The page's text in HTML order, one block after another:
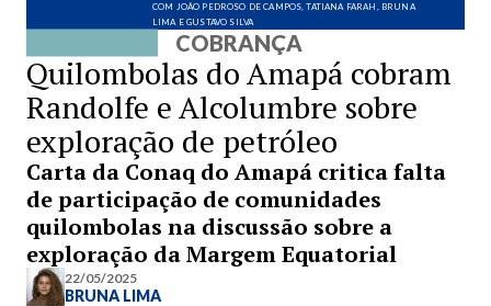
COM JOÃO PEDROSO DE CAMPOS, TATIANA FARAH, BRUNA
LIMA E GUSTAVO SILVA
COBRANÇA
Quilombolas do Amapá cobram
Randolfe e Alcolumbre sobre
exploração de petróleo
Carta da Conaq do Amapá critica falta
de participação de comunidades
quilombolas na discussão sobre a
exploração da Margem Equatorial
22/05/2025
BRUNA LIMA